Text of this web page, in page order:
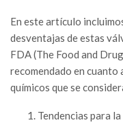
En este artículo
desventajas de estas
FDA (The Food and
recomendado en cuanto
químicos que se
Tendencias para